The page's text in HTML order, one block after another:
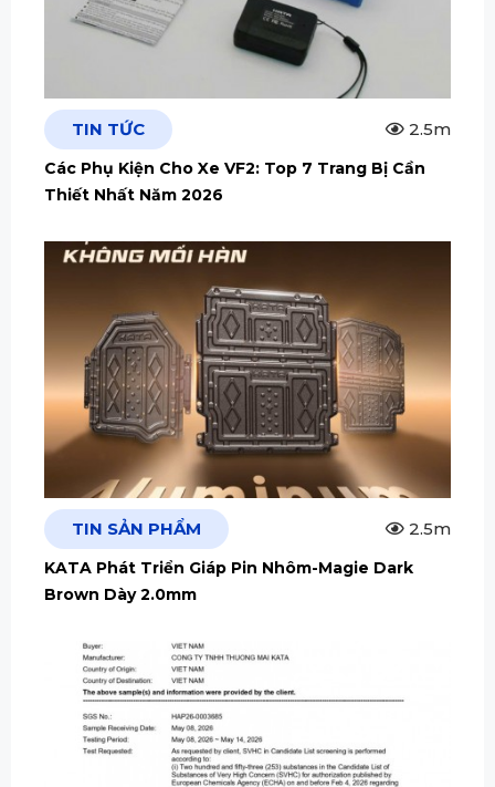
TIN TỨC 2.5m
Các Phụ Kiện Cho Xe VF2: Top 7 Trang Bị Cần
Thiết Nhất Năm 2026
TIN SẢN PHẨM 2.5m
KATA Phát Triển Giáp Pin Nhôm-Magie Dark
Brown Dày 2.0mm